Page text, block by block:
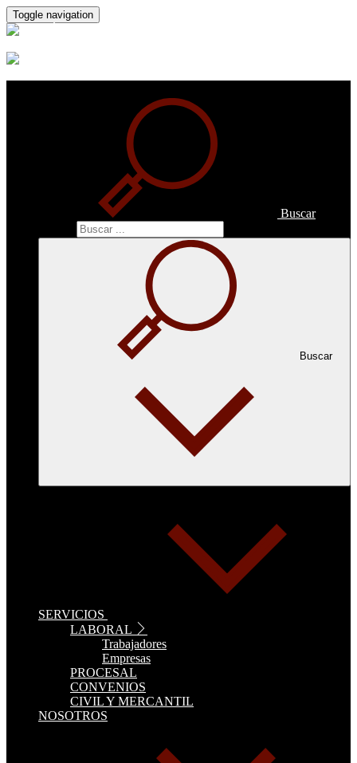
Toggle navigation
Buscar
Buscar
SERVICIOS
LABORAL
Trabajadores
Empresas
PROCESAL
CONVENIOS
CIVIL Y MERCANTIL
NOSOTROS